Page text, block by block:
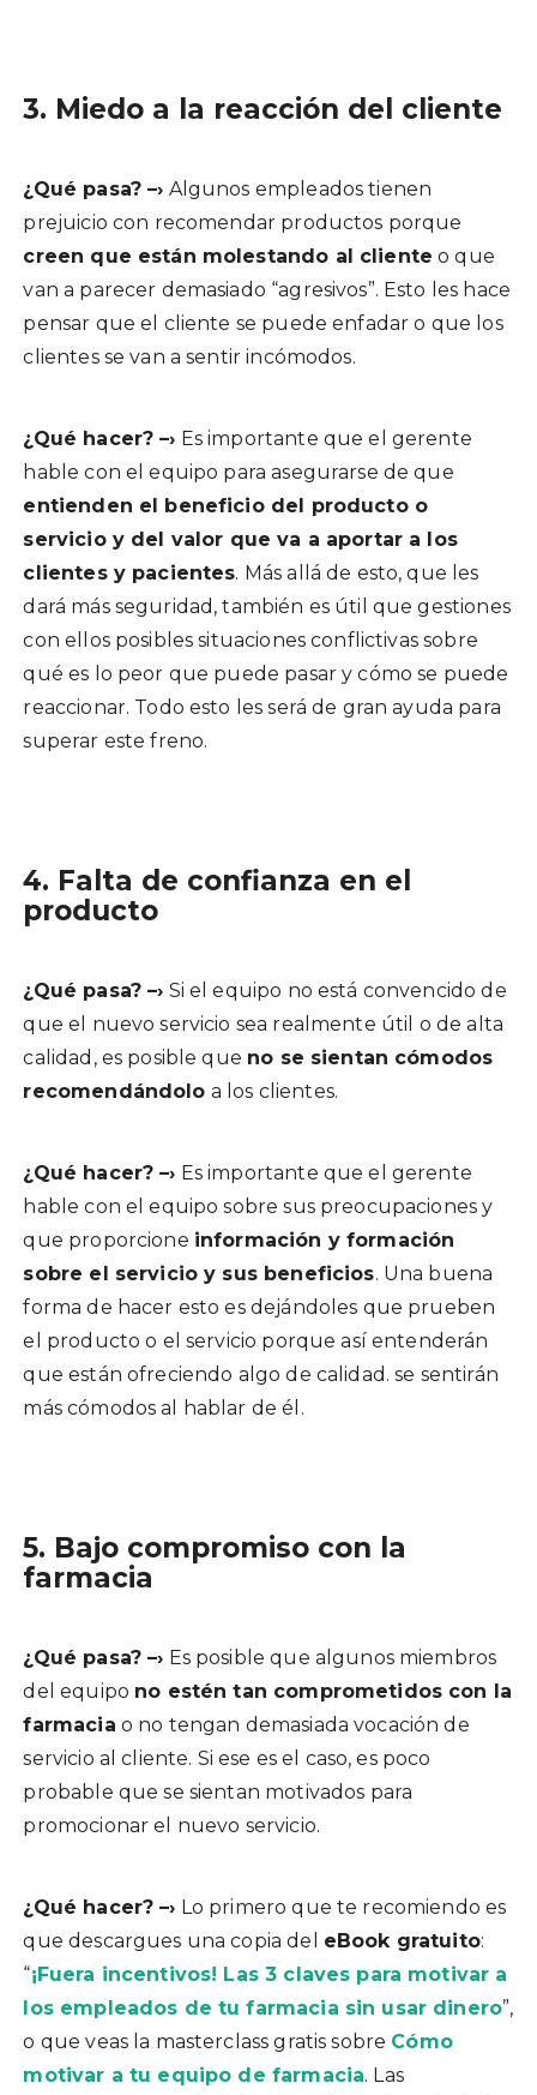
3. Miedo a la reacción del cliente
¿Qué pasa? –› Algunos empleados tienen
prejuicio con recomendar productos porque
creen que están molestando al cliente o que
van a parecer demasiado “agresivos”. Esto les hace
pensar que el cliente se puede enfadar o que los
clientes se van a sentir incómodos.
¿Qué hacer? –› Es importante que el gerente
hable con el equipo para asegurarse de que
entienden el beneficio del producto o
servicio y del valor que va a aportar a los
clientes y pacientes. Más allá de esto, que les
dará más seguridad, también es útil que gestiones
con ellos posibles situaciones conflictivas sobre
qué es lo peor que puede pasar y cómo se puede
reaccionar. Todo esto les será de gran ayuda para
superar este freno.
4. Falta de confianza en el
producto
¿Qué pasa? –› Si el equipo no está convencido de
que el nuevo servicio sea realmente útil o de alta
calidad, es posible que no se sientan cómodos
recomendándolo a los clientes.
¿Qué hacer? –› Es importante que el gerente
hable con el equipo sobre sus preocupaciones y
que proporcione información y formación
sobre el servicio y sus beneficios. Una buena
forma de hacer esto es dejándoles que prueben
el producto o el servicio porque así entenderán
que están ofreciendo algo de calidad. se sentirán
más cómodos al hablar de él.
5. Bajo compromiso con la
farmacia
¿Qué pasa? –› Es posible que algunos miembros
del equipo no estén tan comprometidos con la
farmacia o no tengan demasiada vocación de
servicio al cliente. Si ese es el caso, es poco
probable que se sientan motivados para
promocionar el nuevo servicio.
¿Qué hacer? –› Lo primero que te recomiendo es
que descargues una copia del eBook gratuito:
“¡Fuera incentivos! Las 3 claves para motivar a
los empleados de tu farmacia sin usar dinero”,
o que veas la masterclass gratis sobre Cómo
motivar a tu equipo de farmacia. Las